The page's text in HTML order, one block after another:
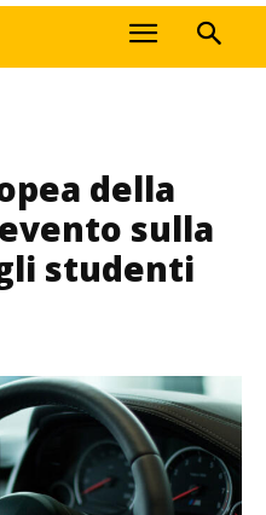
della
sulla
studenti